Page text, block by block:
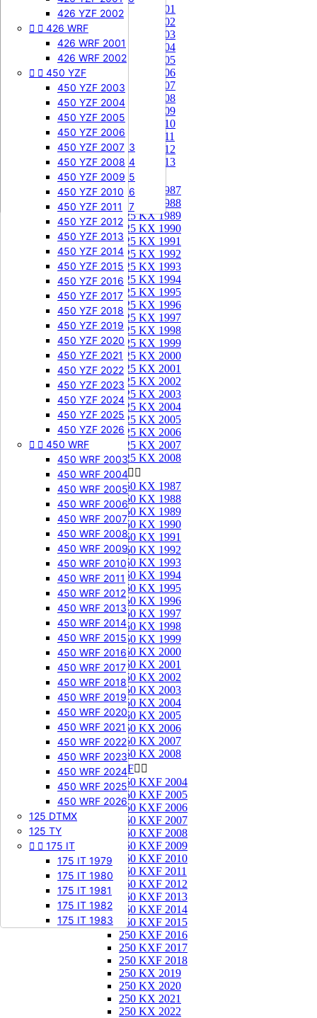
505 SXF
505 SXF 2007
505 SXF 2008
525 SXF
525 SXF 2003
525 SXF 2004
525 SXF 2005
525 SXF 2006
525 EXC-F
525 EXC-F 2003
525 EXC-F 2004
525 EXC-F 2005
525 EXC-F 2006
525 EXC-F 2007
426 YZF 2002
  426 WRF
426 WRF 2001
426 WRF 2002
  450 YZF
450 YZF 2003
450 YZF 2004
450 YZF 2005
450 YZF 2006
450 YZF 2007
450 YZF 2008
450 YZF 2009
450 YZF 2010
450 YZF 2011
450 YZF 2012
450 YZF 2013
450 YZF 2014
450 YZF 2015
450 YZF 2016
450 YZF 2017
450 YZF 2018
450 YZF 2019
450 YZF 2020
450 YZF 2021
450 YZF 2022
450 YZF 2023
450 YZF 2024
450 YZF 2025
450 YZF 2026
  450 WRF
450 WRF 2003
450 WRF 2004
450 WRF 2005
450 WRF 2006
450 WRF 2007
450 WRF 2008
450 WRF 2009
450 WRF 2010
450 WRF 2011
450 WRF 2012
450 WRF 2013
450 WRF 2014
450 WRF 2015
450 WRF 2016
450 WRF 2017
450 WRF 2018
450 WRF 2019
450 WRF 2020
450 WRF 2021
450 WRF 2022
450 WRF 2023
450 WRF 2024
450 WRF 2025
450 WRF 2026
125 DTMX
125 TY
  175 IT
175 IT 1979
175 IT 1980
175 IT 1981
175 IT 1982
175 IT 1983
85 KX 2001
85 KX 2002
85 KX 2003
85 KX 2004
85 KX 2005
85 KX 2006
85 KX 2007
85 KX 2008
85 KX 2009
85 KX 2010
85 KX 2011
85 KX 2012
85 KX 2013
125 KX 
125 KX 1987
125 KX 1988
125 KX 1989
125 KX 1990
125 KX 1991
125 KX 1992
125 KX 1993
125 KX 1994
125 KX 1995
125 KX 1996
125 KX 1997
125 KX 1998
125 KX 1999
125 KX 2000
125 KX 2001
125 KX 2002
125 KX 2003
125 KX 2004
125 KX 2005
125 KX 2006
125 KX 2007
125 KX 2008
250 KX 
250 KX 1987
250 KX 1988
250 KX 1989
250 KX 1990
250 KX 1991
250 KX 1992
250 KX 1993
250 KX 1994
250 KX 1995
250 KX 1996
250 KX 1997
250 KX 1998
250 KX 1999
250 KX 2000
250 KX 2001
250 KX 2002
250 KX 2003
250 KX 2004
250 KX 2005
250 KX 2006
250 KX 2007
250 KX 2008
250 KXF 
250 KXF 2004
250 KXF 2005
250 KXF 2006
250 KXF 2007
250 KXF 2008
250 KXF 2009
250 KXF 2010
250 KXF 2011
250 KXF 2012
250 KXF 2013
250 KXF 2014
250 KXF 2015
250 KXF 2016
250 KXF 2017
250 KXF 2018
250 KX 2019
250 KX 2020
250 KX 2021
250 KX 2022